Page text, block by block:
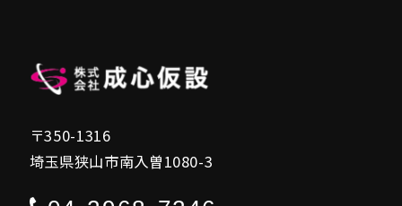
〒350-1316
埼玉県狭山市南入曽1080-3